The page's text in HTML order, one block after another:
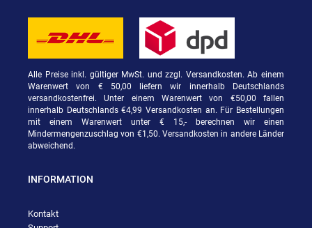
Alle Preise inkl. gültiger MwSt. und zzgl. Versandkosten. Ab einem
Warenwert von € 50,00 liefern wir innerhalb Deutschlands
versandkostenfrei. Unter einem Warenwert von €50,00 fallen
innerhalb Deutschlands €4,99 Versandkosten an. Für Bestellungen
mit einem Warenwert unter € 15,- berechnen wir einen
Mindermengenzuschlag von €1,50. Versandkosten in andere Länder
abweichend.
INFORMATION
Kontakt